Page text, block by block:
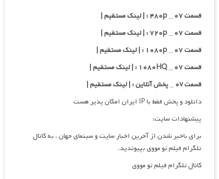
قسمت ۰۷ _ ۴۸۰p : | لینک مستقیم |
قسمت ۰۷ _ ۷۲۰p : | لینک مستقیم |
قسمت ۰۷ _ ۱۰۸۰p : | لینک مستقیم |
قسمت ۰۷ _ ۱۰۸۰HQ : | لینک مستقیم |
قسمت ۰v _ پخش آنلاین : | لینک مستقیم |
دانلود و پخش فقط با IP ایران امکان پذیر هست
پیشنهادات سایت:
برای باخبر شدن از آخرین اخبار سایت و سینمای جهان ، به کانال
تلگرام فیلم تو مووی بپیوندید.
کانال تلگرام فیلم تو مووی